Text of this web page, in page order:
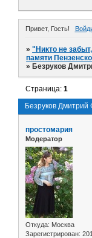
Привет, Гость!
»"Никто не
памяти
» Безруков
Безруков Дмитрий
Страница:1
простомария
Модератор
Откуда: Москва
Зарегистрирован: